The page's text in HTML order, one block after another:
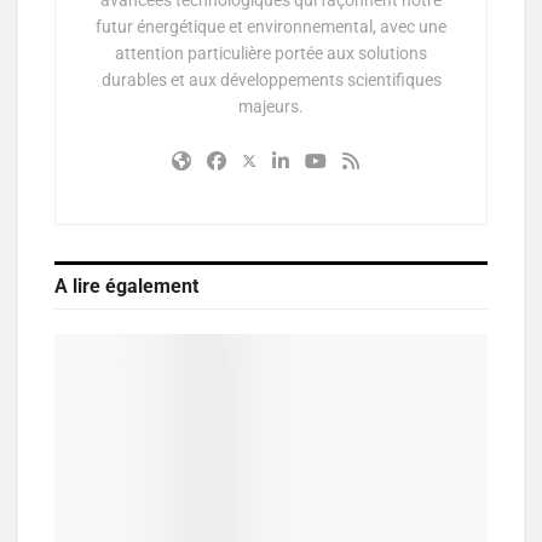
futur énergétique et environnemental, avec une
attention particulière portée aux solutions
durables et aux développements scientifiques
majeurs.
A lire également